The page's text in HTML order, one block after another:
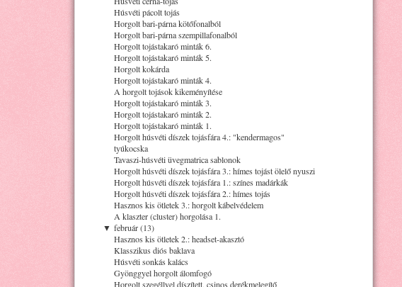
Húsvéti pácolt tojás
Horgolt bari-párna kötőfonalból
Horgolt bari-párna szempillafonalból
Horgolt tojástakaró minták 6.
Horgolt tojástakaró minták 5.
Horgolt kokárda
Horgolt tojástakaró minták 4.
A horgolt tojások kikeményítése
Horgolt tojástakaró minták 3.
Horgolt tojástakaró minták 2.
Horgolt tojástakaró minták 1.
Horgolt húsvéti díszek tojásfára 4.: "kendermagos"
tyúkocska
Tavaszi-húsvéti üvegmatrica sablonok
Horgolt húsvéti díszek tojásfára 3.: hímes tojást ölelő nyuszi
Horgolt húsvéti díszek tojásfára 1.: színes madárkák
Horgolt húsvéti díszek tojásfára 2.: hímes tojás
Hasznos kis ötletek 3.: horgolt kábelvédelem
A klaszter (cluster) horgolása 1.
▼ február (13)
Hasznos kis ötletek 2.: headset-akasztó
Klasszikus diós baklava
Húsvéti sonkás kalács
Gyönggyel horgolt álomfogó
Horgolt szegéllyel díszített, csinos derékmelegítő